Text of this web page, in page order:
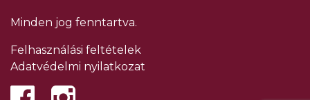
Minden jog fenntartva.
Felhasználási feltételek
Adatvédelmi nyilatkozat